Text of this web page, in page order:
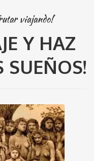
viajando!
Y HAZ
SUEÑOS!